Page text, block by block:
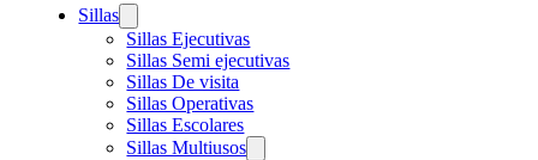
Sillas
Sillas Ejecutivas
Sillas Semi ejecutivas
Sillas De visita
Sillas Operativas
Sillas Escolares
Sillas Multiusos